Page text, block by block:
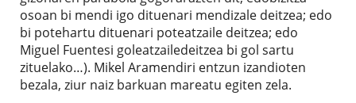
osoan bi mendi igo dituenari mendizale deitzea; edo
bi potehartu dituenari poteatzaile deitzea; edo
Miguel Fuentesi goleatzailedeitzea bi gol sartu
zituelako…). Mikel Aramendiri entzun izandioten
bezala, ziur naiz barkuan mareatu egiten zela.